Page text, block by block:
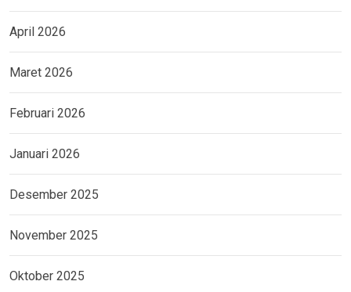
April 2026
Maret 2026
Februari 2026
Januari 2026
Desember 2025
November 2025
Oktober 2025